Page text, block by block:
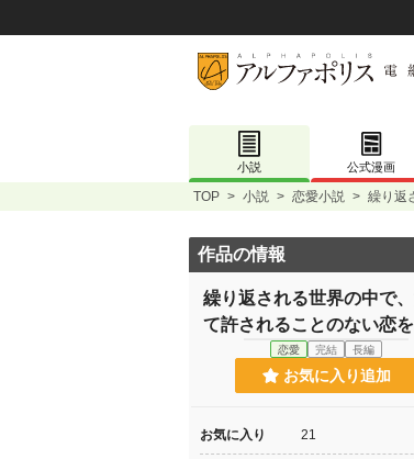
小説 公式漫画
TOP > 小説 > 恋愛小説 > 繰り返
作品の情報
繰り返される世界の中で
て許されることのない恋
恋愛 完結 長編
お気に入り追加
お気に入り 21